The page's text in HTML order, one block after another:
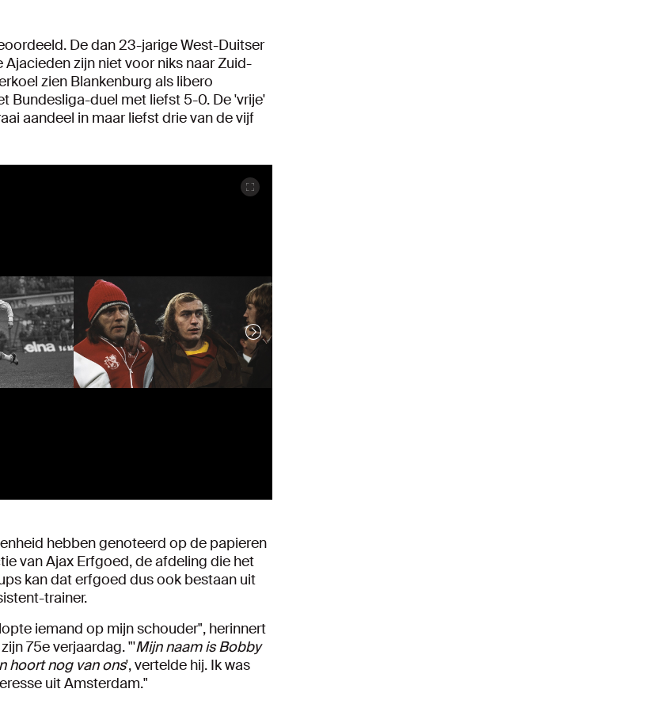
De dan 23-jarige West-Duitser
zijn niet voor niks naar Zuid-
zien Blankenburg als libero
Bundesliga-duel met liefst 5-0. De 'vrije'
aandeel in maar liefst drie van de vijf
hebben genoteerd op de papieren
van Ajax Erfgoed, de afdeling die het
kan dat erfgoed dus ook bestaan uit
trainer.
iemand op mijn schouder", herinnert
75e verjaardag. "'Mijn naam is Bobby
hoort nog van ons', vertelde hij. Ik was
uit Amsterdam."